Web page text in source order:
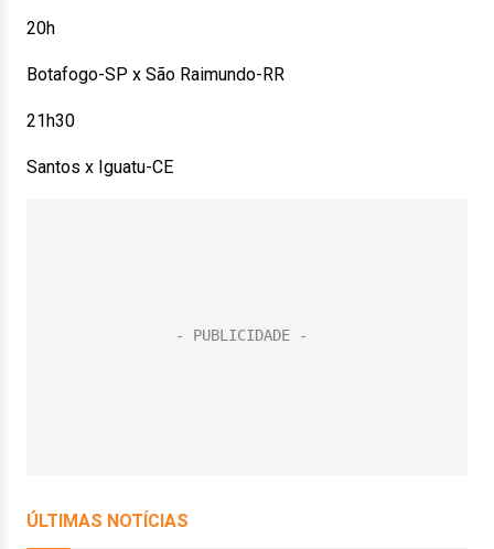
20h
Botafogo-SP x São Raimundo-RR
21h30
Santos x Iguatu-CE